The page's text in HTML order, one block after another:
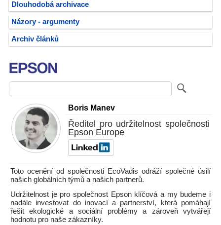
Dlouhodobá archivace
Názory - argumenty
Archiv článků
Boris Manev
Ředitel pro udržitelnost společnosti
Epson Europe
Toto ocenění od společnosti EcoVadis odráží společné úsilí
našich globálních týmů a našich partnerů.
Udržitelnost je pro společnost Epson klíčová a my budeme i
nadále investovat do inovací a partnerství, která pomáhají
řešit ekologické a sociální problémy a zároveň vytvářejí
hodnotu pro naše zákazníky.